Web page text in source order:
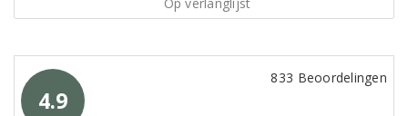
4.9
833 Beoordelingen